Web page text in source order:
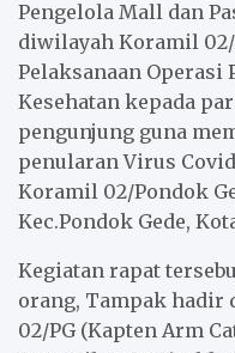
Pengelola Mall dan
diwilayah Koramil
Pelaksanaan Operasi
Kesehatan kepada
pengunjung guna
penularan Virus
Koramil 02/Pondok
Kec.Pondok Gede,
Kegiatan rapat
orang, Tampak hadir
02/PG (Kapten Arm